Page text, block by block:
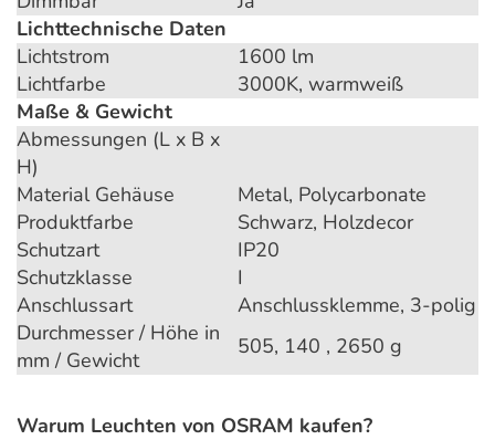
Lichttechnische Daten
Lichtstrom
1600 lm
Lichtfarbe
3000K, warmweiß
Maße & Gewicht
Abmessungen (L x B x
H)
Material Gehäuse
Metal, Polycarbonate
Produktfarbe
Schwarz, Holzdecor
Schutzart
IP20
Schutzklasse
I
Anschlussart
Anschlussklemme, 3-polig
Durchmesser / Höhe in
mm / Gewicht
505, 140 , 2650 g
Warum Leuchten von OSRAM kaufen?